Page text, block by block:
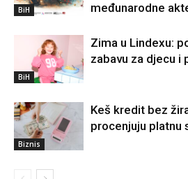
BiH
međunarodne
BiH
Zima u Lindexu:
zabavu za djecu i
Biznis
Keš kredit bez
procenjuju platnu